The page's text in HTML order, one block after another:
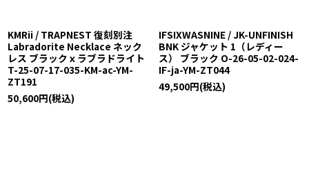
KMRii / TRAPNEST 復刻別注
Labradorite Necklace ネック
レス ブラックｘラブラドライト
T-25-07-17-035-KM-ac-YM-
ZT191
50,600円(税込)
IFSIXWASNINE / JK-UNFINISH
BNK ジャケット 1（レディー
ス） ブラック O-26-05-02-024-
IF-ja-YM-ZT044
49,500円(税込)